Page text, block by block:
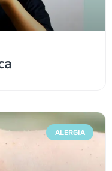
ALERGIA